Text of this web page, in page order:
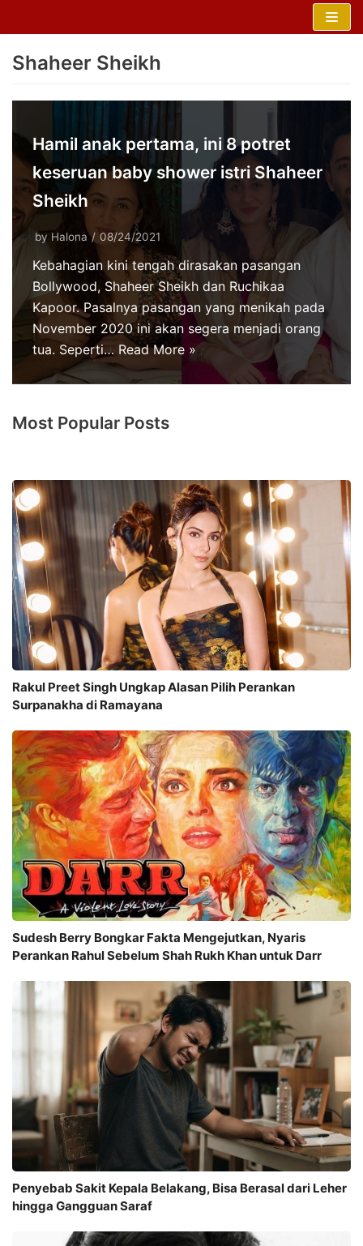
content
Shaheer Sheikh
Hamil anak pertama, ini 8 potret
keseruan baby shower istri Shaheer
Sheikh
by Halona 08/24/2021
Kebahagian kini tengah dirasakan pasangan
Bollywood, Shaheer Sheikh dan Ruchikaa
Kapoor. Pasalnya pasangan yang menikah pada
November 2020 ini akan segera menjadi orang
tua. Seperti… Read More »
Most Popular Posts
Rakul Preet Singh Ungkap Alasan Pilih Perankan
Surpanakha di Ramayana
Sudesh Berry Bongkar Fakta Mengejutkan, Nyaris
Perankan Rahul Sebelum Shah Rukh Khan untuk Darr
Penyebab Sakit Kepala Belakang, Bisa Berasal dari Leher
hingga Gangguan Saraf